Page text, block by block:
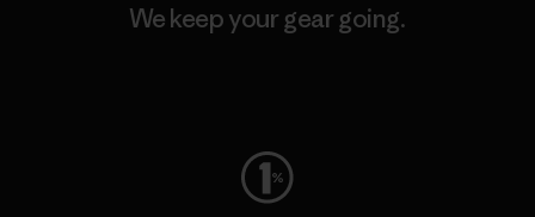
We keep your gear going.